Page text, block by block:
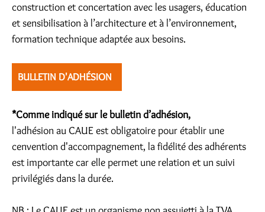
construction et concertation avec les usagers, éducation
et sensibilisation à l’architecture et à l’environnement,
formation technique adaptée aux besoins.
BULLETIN D'ADHÉSION
*Comme indiqué sur le bulletin d’adhésion,
l'adhésion au CAUE est obligatoire pour établir une
cenvention d'accompagnement, la fidélité des adhérents
est importante car elle permet une relation et un suivi
privilégiés dans la durée.